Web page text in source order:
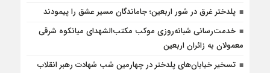
پلدختر غرق در شور اربعین؛ جاماندگان مسیر عشق را پیمودند
خدمت‌رسانی شبانه‌روزی موکب مکتب‌الشهدای میانکوه شرقی
معمولان به زائران اربعین
تسخیر خیابان‌های پلدختر در چهارمین شب شهادت رهبر انقلاب